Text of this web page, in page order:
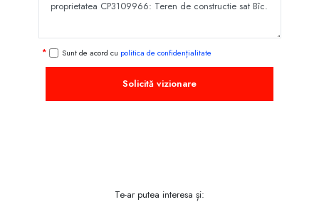
Sunt de acord cu politica de confidențialitate
Solicită vizionare
Te-ar putea interesa și: